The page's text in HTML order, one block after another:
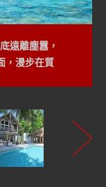
遠離塵囂，
，漫步在質